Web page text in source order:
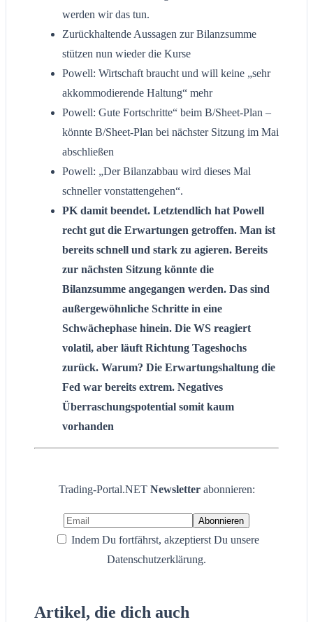
werden wir das tun.
Zurückhaltende Aussagen zur Bilanzsumme
stützen nun wieder die Kurse
Powell: Wirtschaft braucht und will keine „sehr
akkommodierende Haltung“ mehr
Powell: Gute Fortschritte“ beim B/Sheet-Plan –
könnte B/Sheet-Plan bei nächster Sitzung im Mai
abschließen
Powell: „Der Bilanzabbau wird dieses Mal
schneller vonstattengehen“.
PK damit beendet. Letztendlich hat Powell
recht gut die Erwartungen getroffen. Man ist
bereits schnell und stark zu agieren. Bereits
zur nächsten Sitzung könnte die
Bilanzsumme angegangen werden. Das sind
außergewöhnliche Schritte in eine
Schwächephase hinein. Die WS reagiert
volatil, aber läuft Richtung Tageshochs
zurück. Warum? Die Erwartungshaltung die
Fed war bereits extrem. Negatives
Überraschungspotential somit kaum
vorhanden
Trading-Portal.NET Newsletter abonnieren:
Indem Du fortfährst, akzeptierst Du unsere
Datenschutzerklärung.
Artikel, die dich auch